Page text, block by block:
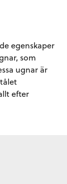
egenskaper
som
ugnar är
efter